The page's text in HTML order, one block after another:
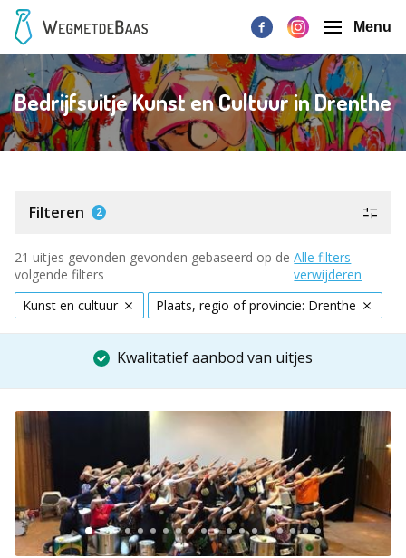
Menu
Bedrijfsuitje Kunst en Cultuur in Drenthe
Filteren 2
21 uitjes gevonden gevonden gebaseerd op de
volgende filters
Alle filters
verwijderen
Kunst en cultuur
Plaats, regio of provincie: Drenthe
Kwalitatief aanbod van uitjes